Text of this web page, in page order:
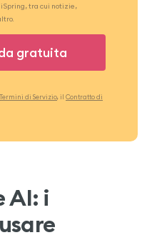
Termini di Servizio, il Contratto di
AI: i